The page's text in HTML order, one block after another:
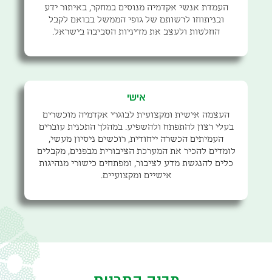
העמדת אנשי אקדמיה מנוסים במחקר, באיתור ידע
ובניתוחו לרשותם של גופי הממשל בבואם לקבל
החלטות ולעצב את מדיניות הסביבה בישראל.
אישי
העצמה אישית ומקצועית לבוגרי אקדמיה מוכשרים
בעלי רצון להתפתח ולהשפיע. במהלך התכנית עוברים
העמיתים הכשרה ייחודית, רוכשים ניסיון מעשי,
לומדים להכיר את המערכת הציבורית מבפנים, מקבלים
כלים להנגשת מדע לציבור, ומפתחים כישורי מנהיגות
אישיים ומקצועיים.